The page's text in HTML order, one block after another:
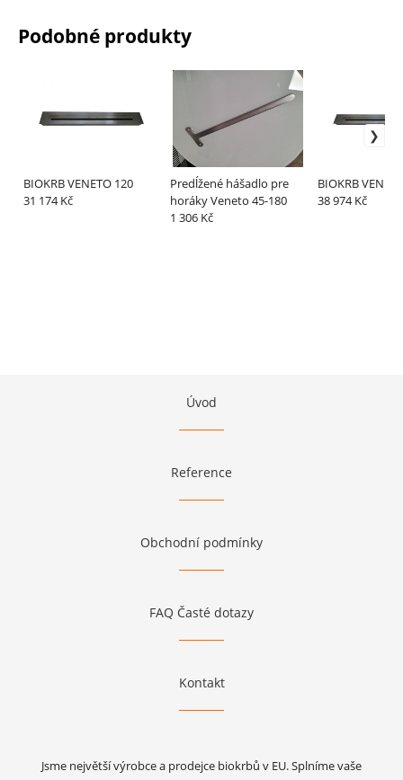
Podobné produkty
BIOKRB VENETO 120
31 174 Kč
Predĺžené hášadlo pre
horáky Veneto 45-180
1 306 Kč
BIOKRB
38 974 Kč
Úvod
Reference
Obchodní podmínky
FAQ Časté dotazy
Kontakt
Jsme největší výrobce a prodejce biokrbů v EU. Splníme vaše